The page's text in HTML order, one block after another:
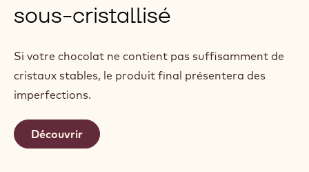
sous-cristallisé
Si votre chocolat ne contient pas suffisamment de
cristaux stables, le produit final présentera des
imperfections.
Découvrir